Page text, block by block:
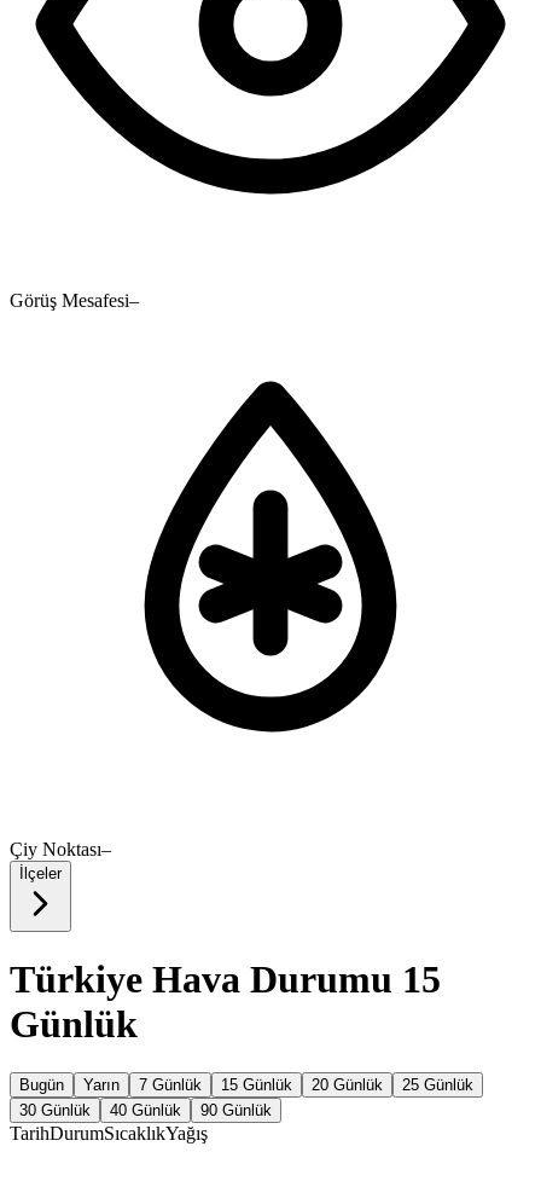
Görüş Mesafesi–
Çiy Noktası–
İlçeler
Türkiye Hava Durumu 15
Günlük
Bugün Yarın 7 Günlük 15 Günlük 20 Günlük
25 Günlük
30 Günlük
40 Günlük 90 Günlük
TarihDurumSıcaklıkYağış